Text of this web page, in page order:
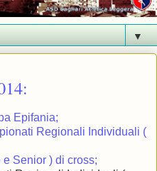
▼
Epifania;
Regionali Individuali (
Senior ) di cross;